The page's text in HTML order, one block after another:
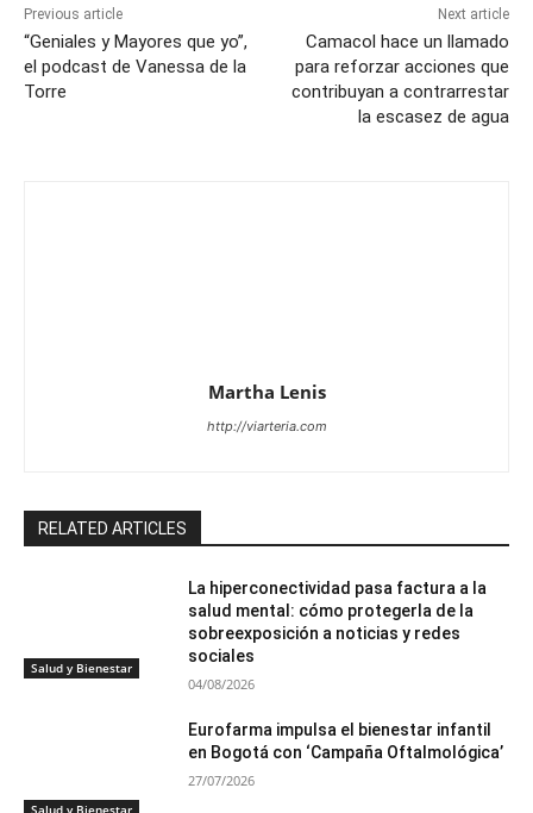
Previous article
“Geniales y Mayores que yo”,
el podcast de Vanessa de la
Torre
Next article
Camacol hace un llamado
para reforzar acciones que
contribuyan a contrarrestar
la escasez de agua
Martha Lenis
http://viarteria.com
RELATED ARTICLES
Salud y Bienestar
La hiperconectividad pasa factura a la
salud mental: cómo protegerla de la
sobreexposición a noticias y redes
sociales
04/08/2026
Eurofarma impulsa el bienestar infantil
en Bogotá con ‘Campaña Oftalmológica’
27/07/2026